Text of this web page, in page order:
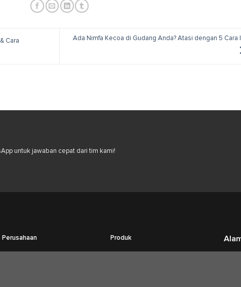
Cara
Ada Nimfa Kecoa di Gudang Anda? Atasi dengan 5 Cara
untuk jawaban cepat dari tim kami!
Perusahaan Produk